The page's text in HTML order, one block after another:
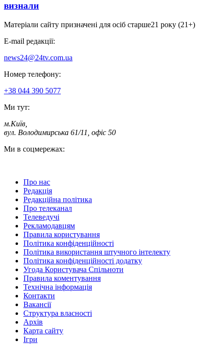
визнали
Матеріали сайту призначені для осіб старше21 року (21+)
E-mail редакції:
news24@24tv.com.ua
Номер телефону:
+38 044 390 5077
Ми тут:
м.Київ
вул. Володимирська 61/11, офіс 50
Ми в соцмережах:
Про нас
Редакція
Редакційна політика
Про телеканал
Телеведучі
Рекламодавцям
Правила користування
Політика конфіденційності
Політика використання штучного інтелекту
Політика конфіденційності додатку
Угода Користувача Спільноти
Правила коментування
Технічна інформація
Контакти
Вакансії
Структура власності
Архів
Карта сайту
Ігри